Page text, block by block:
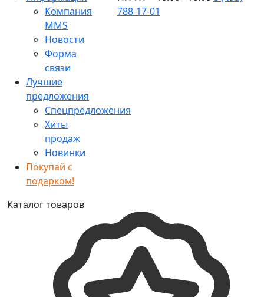
Компания
MMS
Новости
Форма
связи
Лучшие
предложения
Спецпредложения
Хиты
продаж
Новинки
Покупай с
подарком!
788-17-01
Каталог товаров